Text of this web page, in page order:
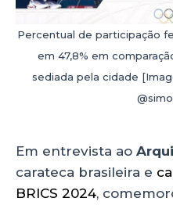
Percentual de participação
em 47,8% em
sediada pela cidade
Em entrevista ao
carateca brasileira e
BRICS 2024,